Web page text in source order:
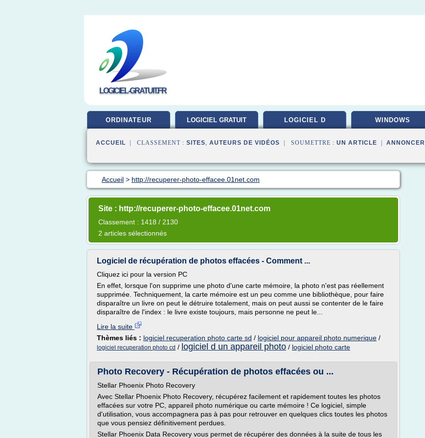
LOGICIEL-GRATUIT.FR
ORDINATEUR LOGICIEL GRATUIT LOGICIEL D WINDOWS
ACCUEIL | CLASSEMENT : SITES, AUTEURS DE VIDÉOS | SOUMETTRE : UN ARTICLE ANNONCER
Accueil > http://recuperer-photo-effacee.01net.com
Site : http://recuperer-photo-effacee.01net.com
Classement : 1418 / 2130
2 articles sélectionnés
Logiciel de récupération de photos effacées - Comment ...
Cliquez ici pour la version PC
En effet, lorsque l'on supprime une photo d'une carte mémoire, la photo n'est pas réellement
supprimée. Techniquement, la carte mémoire est un peu comme une bibliothèque, pour faire
disparaître un livre on peut le détruire totalement, mais on peut aussi se contenter de le faire
disparaître de l'index : le livre existe toujours, mais personne ne peut le...
Lire la suite
Thèmes liés : logiciel recuperation photo carte sd / logiciel pour appareil photo numerique /
logiciel recuperation photo cd / logiciel d un appareil photo / logiciel photo carte
Photo Recovery - Récupération de photos effacées ou ...
Stellar Phoenix Photo Recovery
Avec Stellar Phoenix Photo Recovery, récupérez facilement et rapidement toutes les photos
effacées sur votre PC, appareil photo numérique ou carte mémoire ! Ce logiciel, simple
d'utilisation, vous accompagnera pas à pas pour retrouver en quelques clics toutes les photos
que vous pensiez définitivement perdues.
Stellar Phoenix Data Recovery vous permet de récupérer des données à la suite de tous les